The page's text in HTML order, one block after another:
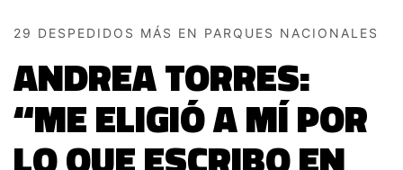
29 DESPEDIDOS MÁS EN PARQUES NACIONALES
ANDREA TORRES:
“ME ELIGIÓ A MÍ POR